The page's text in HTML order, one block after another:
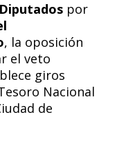
Diputados por
, la oposición
el veto
giros
Nacional
de